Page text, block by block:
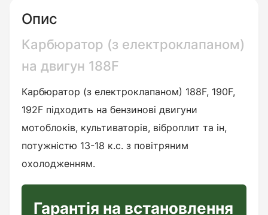
Опис
Карбюратор (з електроклапаном)
на двигун 188F
Карбюратор (з електроклапаном) 188F, 190F,
192F підходить на бензинові двигуни
мотоблоків, культиваторів, віброплит та ін,
потужністю 13-18 к.с. з повітряним
охолодженням.
Гарантія на встановлення